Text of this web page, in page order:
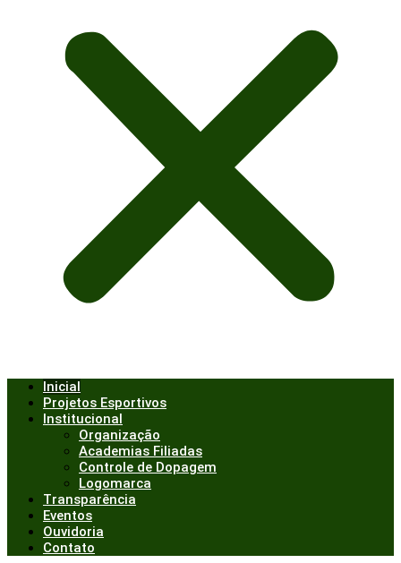
Inicial
Projetos Esportivos
Institucional
Organização
Academias Filiadas
Controle de Dopagem
Logomarca
Transparência
Eventos
Ouvidoria
Contato